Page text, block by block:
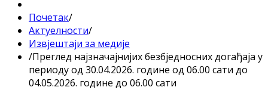
Почетак/
Актуелности/
Извјештаји за медије
/Преглед најзначајнијих безбједносних догађаја у
периоду од 30.04.2026. године од 06.00 сати до
04.05.2026. године до 06.00 сати